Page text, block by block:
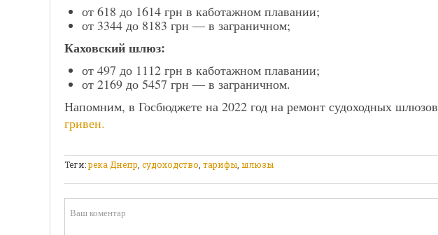
от 618 до 1614 грн в каботажном плавании;
от 3344 до 8183 грн — в заграничном;
Каховский шлюз:
от 497 до 1112 грн в каботажном плавании;
от 2169 до 5457 грн — в заграничном.
Напомним, в Госбюджете на 2022 год на ремонт судоходных шлюзов
гривен.
Теги:река Днепр судоходство тарифы шлюзы